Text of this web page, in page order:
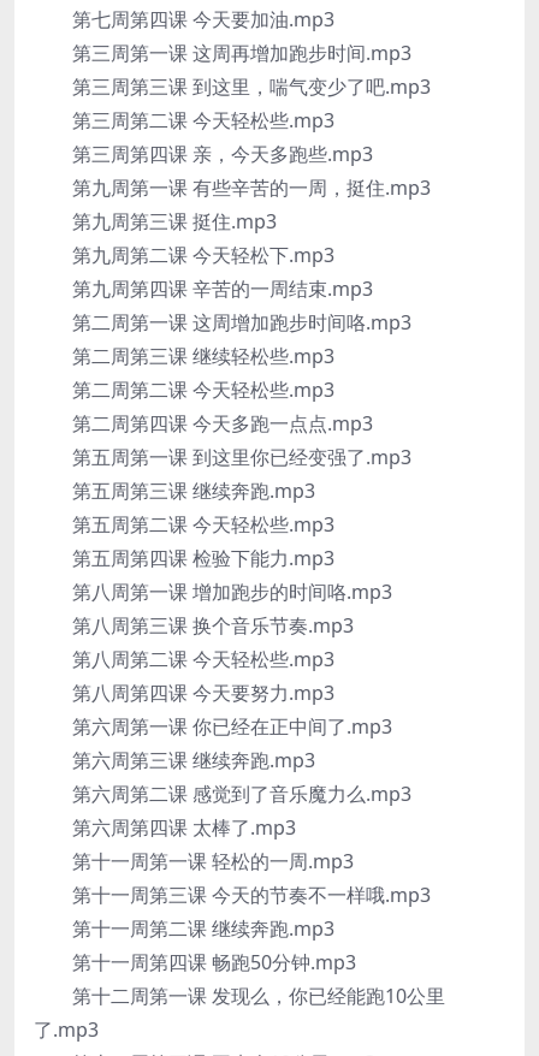
第七周第四课 今天要加油.mp3
第三周第一课 这周再增加跑步时间.mp3
第三周第三课 到这里，喘气变少了吧.mp3
第三周第二课 今天轻松些.mp3
第三周第四课 亲，今天多跑些.mp3
第九周第一课 有些辛苦的一周，挺住.mp3
第九周第三课 挺住.mp3
第九周第二课 今天轻松下.mp3
第九周第四课 辛苦的一周结束.mp3
第二周第一课 这周增加跑步时间咯.mp3
第二周第三课 继续轻松些.mp3
第二周第二课 今天轻松些.mp3
第二周第四课 今天多跑一点点.mp3
第五周第一课 到这里你已经变强了.mp3
第五周第三课 继续奔跑.mp3
第五周第二课 今天轻松些.mp3
第五周第四课 检验下能力.mp3
第八周第一课 增加跑步的时间咯.mp3
第八周第三课 换个音乐节奏.mp3
第八周第二课 今天轻松些.mp3
第八周第四课 今天要努力.mp3
第六周第一课 你已经在正中间了.mp3
第六周第三课 继续奔跑.mp3
第六周第二课 感觉到了音乐魔力么.mp3
第六周第四课 太棒了.mp3
第十一周第一课 轻松的一周.mp3
第十一周第三课 今天的节奏不一样哦.mp3
第十一周第二课 继续奔跑.mp3
第十一周第四课 畅跑50分钟.mp3
第十二周第一课 发现么，你已经能跑10公里
了.mp3